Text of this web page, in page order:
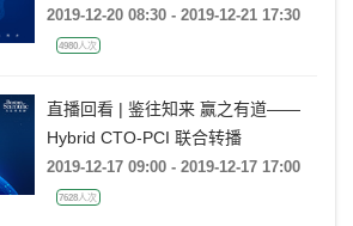
2019-12-20 08:30 - 2019-12-21 17:30
4980人次
直播回看 | 鉴往知来 赢之有道——
Hybrid CTO-PCI 联合转播
2019-12-17 09:00 - 2019-12-17 17:00
7628人次